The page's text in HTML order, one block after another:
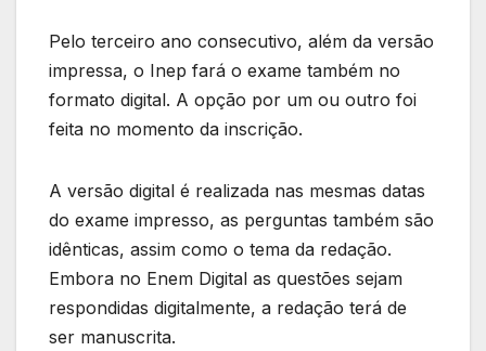
Pelo terceiro ano consecutivo, além da versão
impressa, o Inep fará o exame também no
formato digital. A opção por um ou outro foi
feita no momento da inscrição.
A versão digital é realizada nas mesmas datas
do exame impresso, as perguntas também são
idênticas, assim como o tema da redação.
Embora no Enem Digital as questões sejam
respondidas digitalmente, a redação terá de
ser manuscrita.